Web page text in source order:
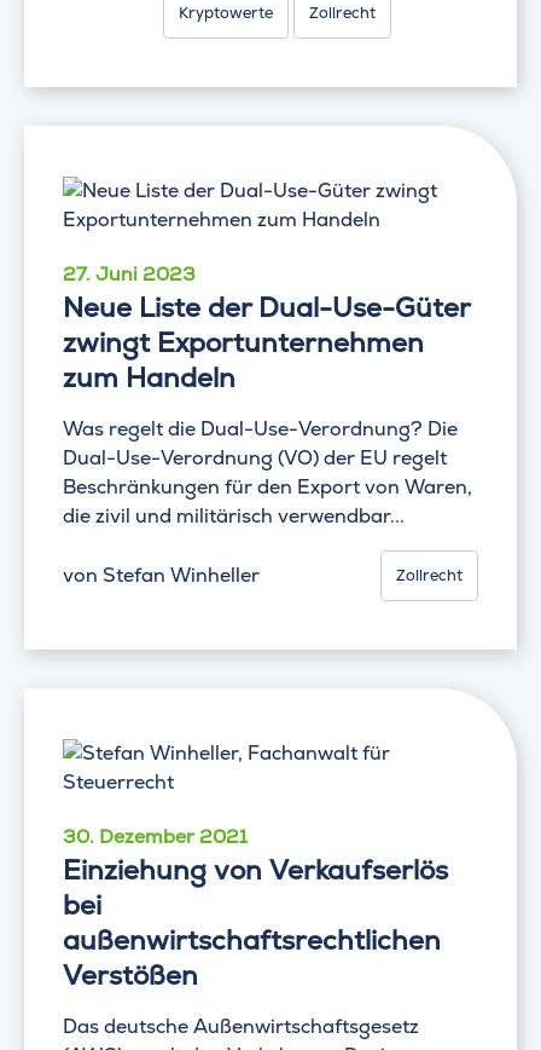
Kryptowerte Zollrecht
27. Juni 2023
Neue Liste der Dual-Use-Güter
zwingt Exportunternehmen
zum Handeln
Was regelt die Dual-Use-Verordnung? Die
Dual-Use-Verordnung (VO) der EU regelt
Beschränkungen für den Export von Waren,
die zivil und militärisch verwendbar...
von Stefan Winheller Zollrecht
30. Dezember 2021
Einziehung von Verkaufserlös
bei
außenwirtschaftsrechtlichen
Verstößen
Das deutsche Außenwirtschaftsgesetz